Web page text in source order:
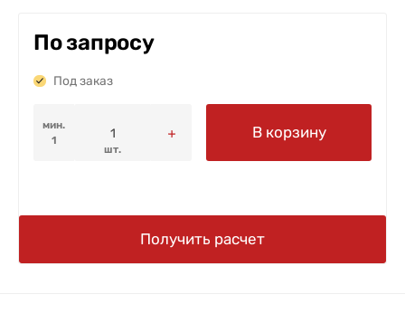
По запросу
Под заказ
мин.
1
шт.
В корзину
Получить расчет